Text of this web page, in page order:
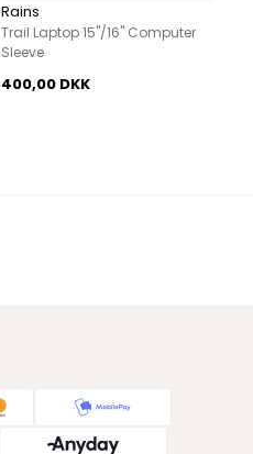
Rains
Trail Laptop 15"/16" Computer
Sleeve
400,00 DKK